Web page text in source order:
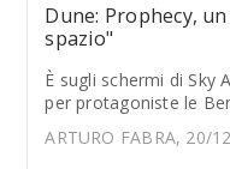
Dune: Prophecy,
spazio"
È sugli schermi di Sky
per protagoniste le
ARTURO FABRA, 20/